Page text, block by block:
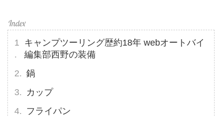
キャンプツーリング歴約18年 webオートバイ
編集部西野の装備
鍋
カップ
フライパン